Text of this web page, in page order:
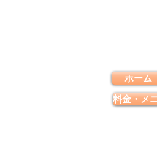
ホーム
料金・メ